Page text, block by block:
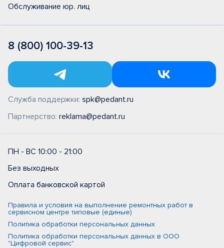
Обслуживание юр. лиц
8 (800) 100-39-13
Служба поддержки: spk@pedant.ru
Партнерство: reklama@pedant.ru
ПН - ВС 10:00 - 21:00
Без выходных
Оплата банковской картой
Правила и условия на выполнение ремонтных работ в
сервисном центре типовые (единые)
Политика обработки персональных данных
Политика обработки персональных данных в ООО
"Цифровой сервис"